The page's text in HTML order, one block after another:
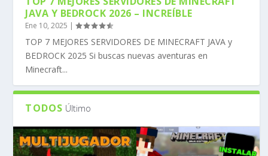
JAVA Y BEDROCK 2026 – INCREÍBLE
Ene 10, 2025 |
TOP 7 MEJORES SERVIDORES DE MINECRAFT JAVA y
BEDROCK 2025 Si buscas nuevas aventuras en
Minecraft...
TODOS Último